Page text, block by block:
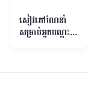
សៀវភៅណែនាំ
សម្រាប់អ្នកបណ្តុះ